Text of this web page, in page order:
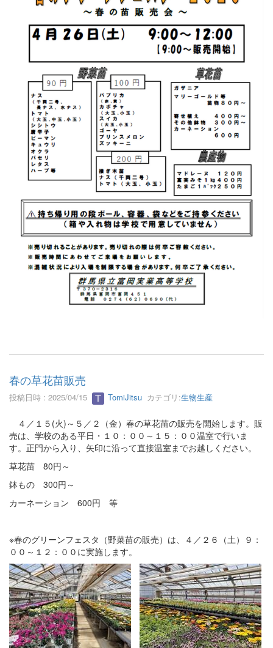
春の草花苗販売
投稿日時 : 2025/04/15 TomiJitsu カテゴリ:生物生産
４／１５(火)～５／２（金）春の草花苗の販売を開始します。販
売は、学校のある平日・１０：００～１５：００温室で行いま
す。正門から入り、矢印に沿って直接温室までお越しください。
草花苗 80円～
鉢もの 300円～
カーネーション 600円 等
※春のグリーンフェスタ（野菜苗の販売）は、４／２６（土）９：
００～１２：００に実施します。